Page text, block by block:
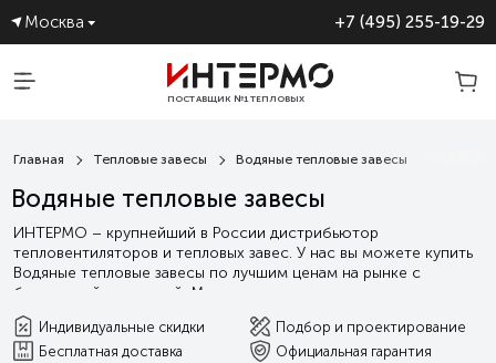
Москва +7 (495) 255-19-29
ПОСТАВЩИК №1 ТЕПЛОВЫХ
Главная Тепловые завесы Водяные тепловые завесы
Водяные тепловые завесы
ИНТЕРМО – крупнейший в России дистрибьютор
тепловентиляторов и тепловых завес. У нас вы можете купить
Водяные тепловые завесы по лучшим ценам на рынке с
бесплатной доставкой. Мы гарантируем выгодные условия
сотрудничества, а так индивидуальную поддержку от подбора
оборудования и проектирования, до сервисного и
гарантийного обслуживания.
Читать далее
Индивидуальные скидки
Подбор и проектирование
Бесплатная доставка
Официальная гарантия